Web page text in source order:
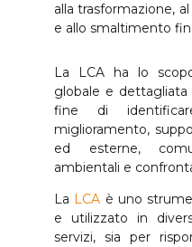
alla trasformazione, al
e allo smaltimento
La LCA ha lo
globale e dettagliata
fine di
miglioramento,
ed esterne,
ambientali e
La LCA è uno
e utilizzato in
servizi, sia per